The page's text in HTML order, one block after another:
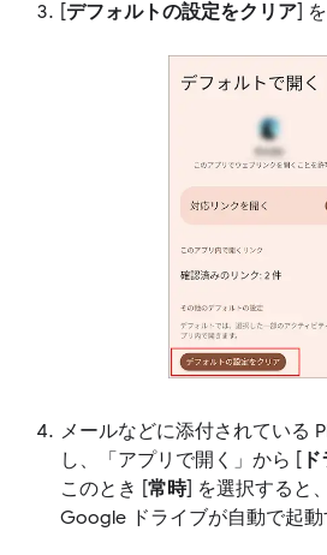
[デフォルトの設定をクリア]
メールなどに添付されている
し、「アプリで開く」から [
このとき [常時] を選択すると
Google ドライブが自動で起